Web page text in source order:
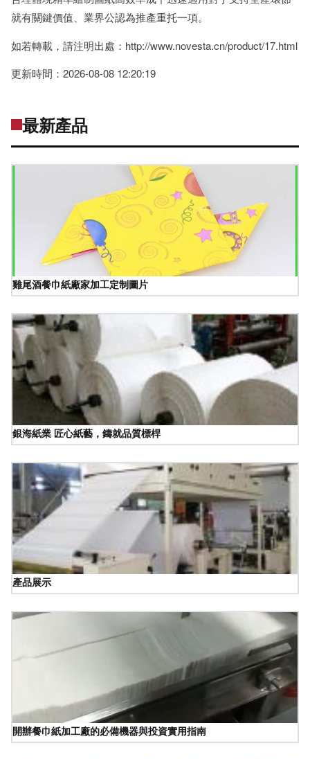
就有關鍵價值、業界公認為推產重托一項。
如若轉載，請注明出處：http://www.novesta.cn/product/17.html
更新時間：2026-08-08 12:20:19
最新產品
雞尾酒餐巾紙廠家加工定制圖片
銀海紙業 匠心紙藝，鑄就品質標桿
產品展示
開辦餐巾紙加工廠的必備機器與投資實用指南